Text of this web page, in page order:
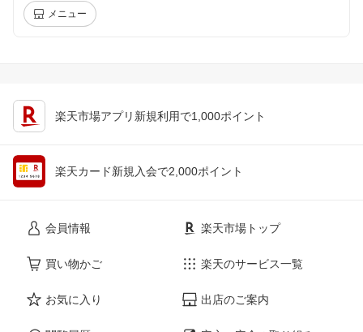
メニュー
楽天市場アプリ新規利用で1,000ポイント
楽天カード新規入会で2,000ポイント
会員情報
買い物かご
お気に入り
楽天市場トップ
楽天のサービス一覧
出店のご案内